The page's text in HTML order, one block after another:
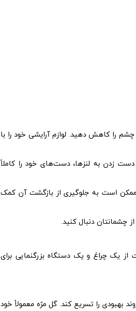
را کاهش دهید. لوازم آرایشی خود را با
زدن به لنزها، دست‌های خود را کاملاً
ممکن است به جلوگیری از بازگشت آن کمک
چشمانتان دنبال کنید.
یک چراغ و یک دستگاه بزرگنمایی برای
بهبودی را تسریع کند. گل مژه معمولاً خود